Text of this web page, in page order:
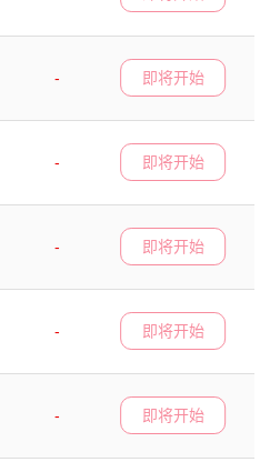
-
即将开始
-
即将开始
-
即将开始
-
即将开始
-
即将开始